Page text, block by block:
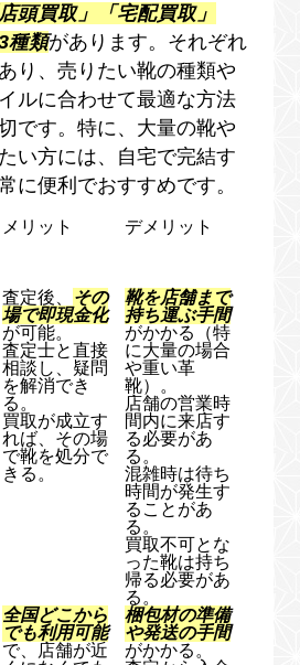
店頭買取」「宅配買取」
種類があります。それぞれ
り、売りたい靴の種類や
ルに合わせて最適な方法
です。特に、大量の靴や
い方には、自宅で完結す
に便利でおすすめです。
メリット デメリット
査定後、
その
場で即現金化
が可能。
査定士と直接
相談し、疑問
を解消でき
る。
買取が成立す
れば、その場
で靴を処分で
きる。
靴を店舗まで
持ち運ぶ手間
がかかる（特
に大量の場合
や重い革
靴）。
店舗の営業時
間内に来店す
る必要があ
る。
混雑時は待ち
時間が発生す
ることがあ
る。
買取不可とな
った靴は持ち
帰る必要があ
る。
全国どこから
でも利用可能
で、店舗が近
梱包材の準備
や発送の手間
がかかる。